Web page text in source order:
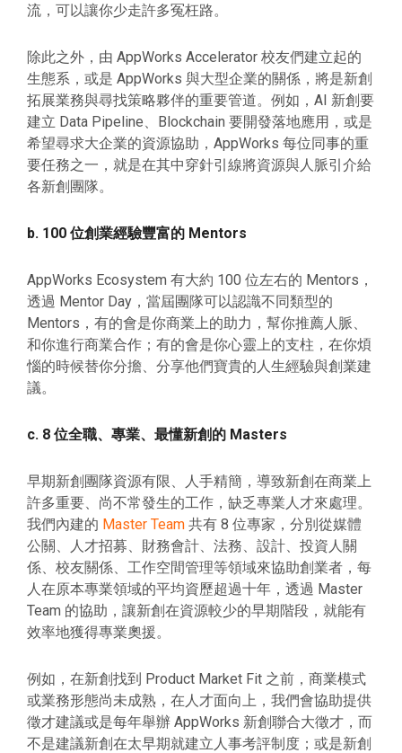
流，可以讓你少走許多冤枉路。
除此之外，由 AppWorks Accelerator 校友們建立起的
生態系，或是 AppWorks 與大型企業的關係，將是新創
拓展業務與尋找策略夥伴的重要管道。例如，AI 新創要
建立 Data Pipeline、Blockchain 要開發落地應用，或是
希望尋求大企業的資源協助，AppWorks 每位同事的重
要任務之一，就是在其中穿針引線將資源與人脈引介給
各新創團隊。
b. 100 位創業經驗豐富的 Mentors
AppWorks Ecosystem 有大約 100 位左右的 Mentors，
透過 Mentor Day，當屆團隊可以認識不同類型的
Mentors，有的會是你商業上的助力，幫你推薦人脈、
和你進行商業合作；有的會是你心靈上的支柱，在你煩
惱的時候替你分擔、分享他們寶貴的人生經驗與創業建
議。
c. 8 位全職、專業、最懂新創的 Masters
早期新創團隊資源有限、人手精簡，導致新創在商業上
許多重要、尚不常發生的工作，缺乏專業人才來處理。
我們內建的 Master Team 共有 8 位專家，分別從媒體
公關、人才招募、財務會計、法務、設計、投資人關
係、校友關係、工作空間管理等領域來協助創業者，每
人在原本專業領域的平均資歷超過十年，透過 Master
Team 的協助，讓新創在資源較少的早期階段，就能有
效率地獲得專業奧援。
例如，在新創找到 Product Market Fit 之前，商業模式
或業務形態尚未成熟，在人才面向上，我們會協助提供
徵才建議或是每年舉辦 AppWorks 新創聯合大徵才，而
不是建議新創在太早期就建立人事考評制度；或是新創